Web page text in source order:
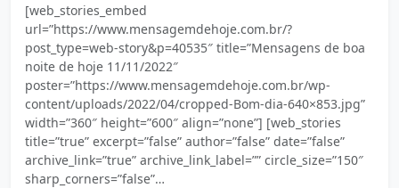
[web_stories_embed
url=”https://www.mensagemdehoje.com.br/?
post_type=web-story&p=40535″ title=”Mensagens de boa
noite de hoje 11/11/2022″
poster=”https://www.mensagemdehoje.com.br/wp-
content/uploads/2022/04/cropped-Bom-dia-640×853.jpg”
width=”360″ height=”600″ align=”none”] [web_stories
title=”true” excerpt=”false” author=”false” date=”false”
archive_link=”true” archive_link_label=”” circle_size=”150″
sharp_corners=”false”…